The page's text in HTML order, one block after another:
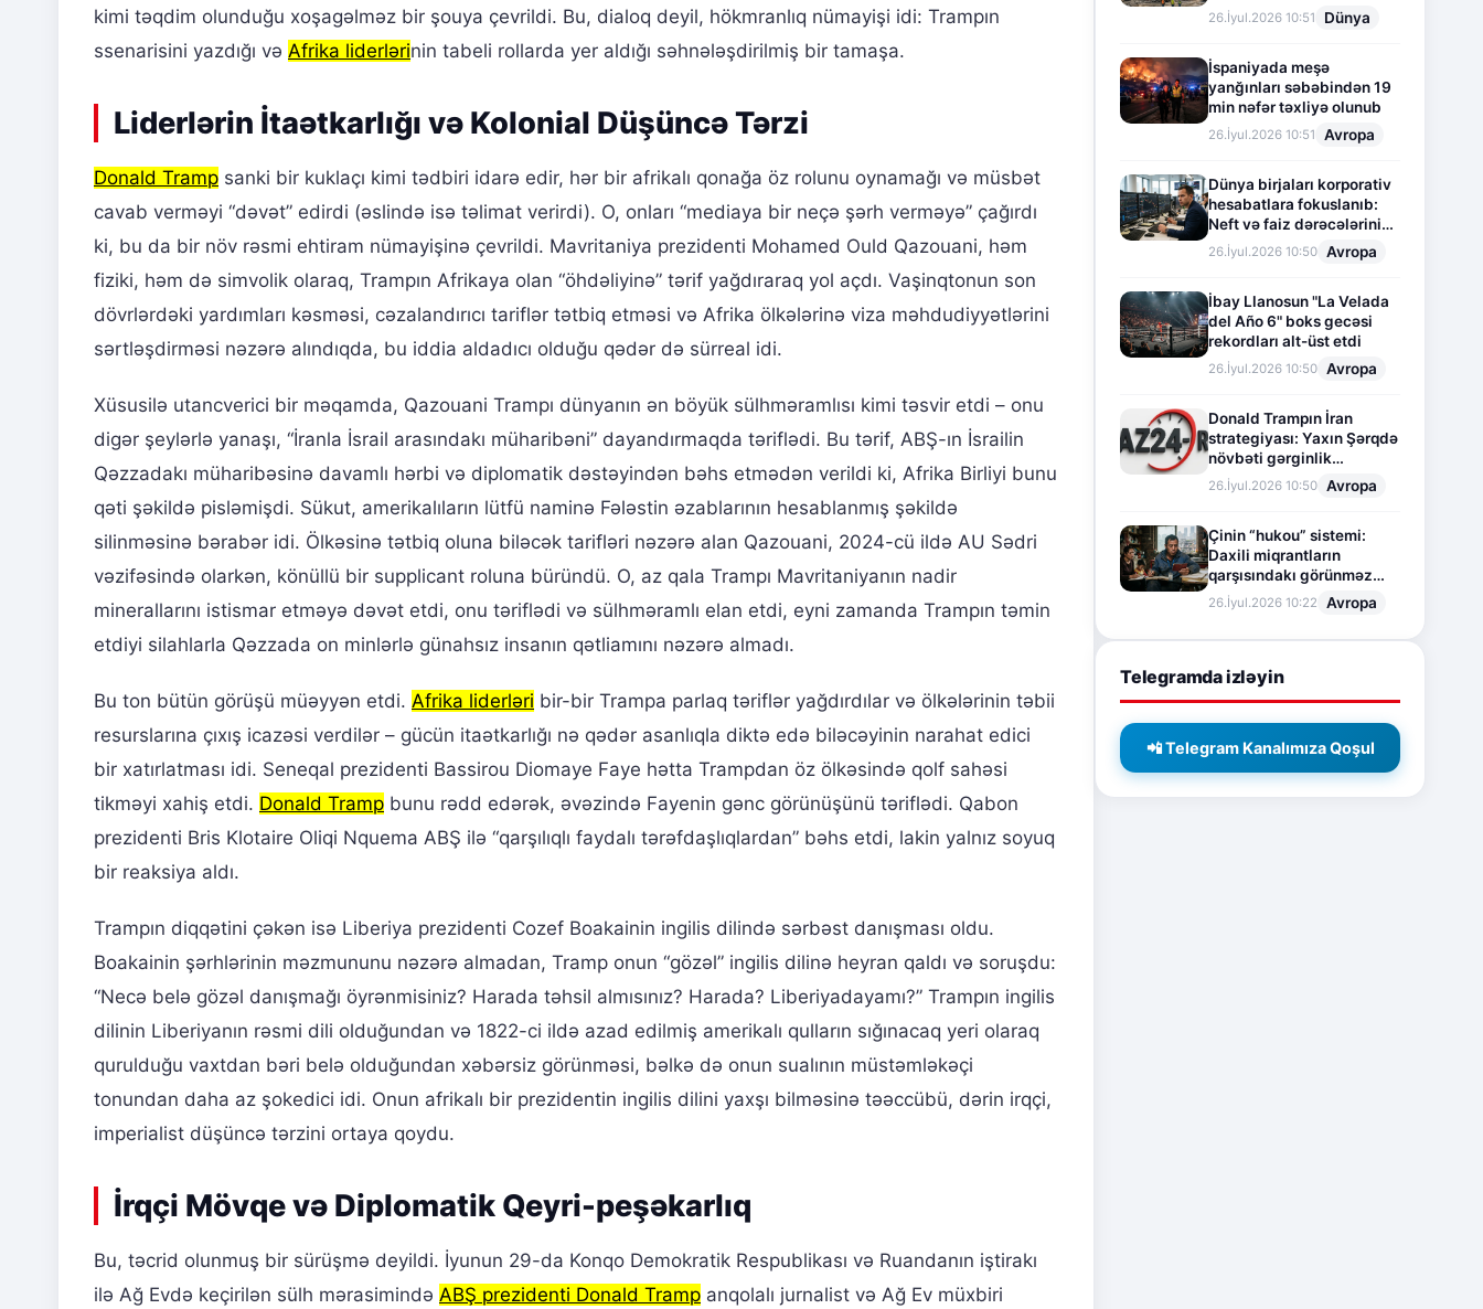
kimi təqdim olunduğu xoşagəlməz bir şouya çevrildi. Bu, dialoq deyil, hökmranlıq nümayişi idi: Trampın
ssenarisini yazdığı və Afrika liderlərinin tabeli rollarda yer aldığı səhnələşdirilmiş bir tamaşa.
Liderlərin İtaətkarlığı və Kolonial Düşüncə Tərzi
Donald Tramp sanki bir kuklaçı kimi tədbiri idarə edir, hər bir afrikalı qonağa öz rolunu oynamağı və müsbət
cavab verməyi “dəvət” edirdi (əslində isə təlimat verirdi). O, onları “mediaya bir neçə şərh verməyə” çağırdı
ki, bu da bir növ rəsmi ehtiram nümayişinə çevrildi. Mavritaniya prezidenti Mohamed Ould Qazouani, həm
fiziki, həm də simvolik olaraq, Trampın Afrikaya olan “öhdəliyinə” tərif yağdıraraq yol açdı. Vaşinqtonun son
dövrlərdəki yardımları kəsməsi, cəzalandırıcı tariflər tətbiq etməsi və Afrika ölkələrinə viza məhdudiyyətlərini
sərtləşdirməsi nəzərə alındıqda, bu iddia aldadıcı olduğu qədər də sürreal idi.
Xüsusilə utancverici bir məqamda, Qazouani Trampı dünyanın ən böyük sülhməramlısı kimi təsvir etdi – onu
digər şeylərlə yanaşı, “İranla İsrail arasındakı müharibəni” dayandırmaqda təriflədi. Bu tərif, ABŞ-ın İsrailin
Qəzzadakı müharibəsinə davamlı hərbi və diplomatik dəstəyindən bəhs etmədən verildi ki, Afrika Birliyi bunu
qəti şəkildə pisləmişdi. Sükut, amerikalıların lütfü naminə Fələstin əzablarının hesablanmış şəkildə
silinməsinə bərabər idi. Ölkəsinə tətbiq oluna biləcək tarifləri nəzərə alan Qazouani, 2024-cü ildə AU Sədri
vəzifəsində olarkən, könüllü bir supplicant roluna büründü. O, az qala Trampı Mavritaniyanın nadir
minerallarını istismar etməyə dəvət etdi, onu təriflədi və sülhməramlı elan etdi, eyni zamanda Trampın təmin
etdiyi silahlarla Qəzzada on minlərlə günahsız insanın qətliamını nəzərə almadı.
Bu ton bütün görüşü müəyyən etdi. Afrika liderləri bir-bir Trampa parlaq təriflər yağdırdılar və ölkələrinin təbii
resurslarına çıxış icazəsi verdilər – gücün itaətkarlığı nə qədər asanlıqla diktə edə biləcəyinin narahat edici
bir xatırlatması idi. Seneqal prezidenti Bassirou Diomaye Faye hətta Trampdan öz ölkəsində qolf sahəsi
tikməyi xahiş etdi. Donald Tramp bunu rədd edərək, əvəzində Fayenin gənc görünüşünü təriflədi. Qabon
prezidenti Bris Klotaire Oliqi Nquema ABŞ ilə “qarşılıqlı faydalı tərəfdaşlıqlardan” bəhs etdi, lakin yalnız soyuq
bir reaksiya aldı.
Trampın diqqətini çəkən isə Liberiya prezidenti Cozef Boakainin ingilis dilində sərbəst danışması oldu.
Boakainin şərhlərinin məzmununu nəzərə almadan, Tramp onun “gözəl” ingilis dilinə heyran qaldı və soruşdu:
“Necə belə gözəl danışmağı öyrənmisiniz? Harada təhsil almısınız? Harada? Liberiyadayamı?” Trampın ingilis
dilinin Liberiyanın rəsmi dili olduğundan və 1822-ci ildə azad edilmiş amerikalı qulların sığınacaq yeri olaraq
qurulduğu vaxtdan bəri belə olduğundan xəbərsiz görünməsi, bəlkə də onun sualının müstəmləkəçi
tonundan daha az şokedici idi. Onun afrikalı bir prezidentin ingilis dilini yaxşı bilməsinə təəccübü, dərin irqçi,
imperialist düşüncə tərzini ortaya qoydu.
İrqçi Mövqe və Diplomatik Qeyri-peşəkarlıq
Bu, təcrid olunmuş bir sürüşmə deyildi. İyunun 29-da Konqo Demokratik Respublikası və Ruandanın iştirakı
ilə Ağ Evdə keçirilən sülh mərasimində ABŞ prezidenti Donald Tramp anqolalı jurnalist və Ağ Ev müxbiri
26.İyul.2026 10:51 Dünya
İspaniyada meşə
yanğınları səbəbindən 19
min nəfər təxliyə olunub
26.İyul.2026 10:51 Avropa
Dünya birjaları korporativ
hesabatlara fokuslanıb:
Neft və faiz dərəcələrinin
təsiri altında cari vəziyyət
26.İyul.2026 10:50 Avropa
İbay Llanosun "La Velada
del Año 6" boks gecəsi
rekordları alt-üst etdi
26.İyul.2026 10:50 Avropa
Donald Trampın İran
strategiyası: Yaxın Şərqdə
növbəti gərginlik
mərhələsi
26.İyul.2026 10:50 Avropa
Çinin “hukou” sistemi:
Daxili miqrantların
qarşısındakı görünməz
sədd
26.İyul.2026 10:22 Avropa
Telegramda izləyin
📲 Telegram Kanalımıza Qoşul